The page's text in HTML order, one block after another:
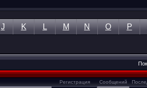
J K L M N O P
Регистрация Сообщений